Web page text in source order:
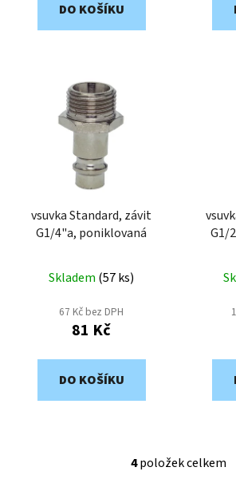
DO KOŠÍKU
vsuvka Standard, závit
G1/4"a, poniklovaná
Skladem (57 ks)
67 Kč bez DPH
81 Kč
DO KOŠÍKU
G1/
O
4položek celkem